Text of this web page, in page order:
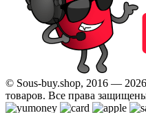
© Sous-buy.shop, 2016 —
товаров. Все права